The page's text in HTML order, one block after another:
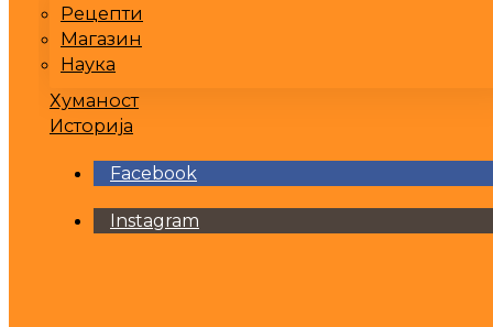
Рецепти
Магазин
Наука
Хуманост
Историја
Facebook
Instagram